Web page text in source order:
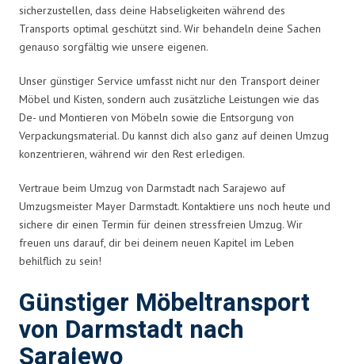
sicherzustellen, dass deine Habseligkeiten während des
Transports optimal geschützt sind. Wir behandeln deine Sachen
genauso sorgfältig wie unsere eigenen.
Unser günstiger Service umfasst nicht nur den Transport deiner
Möbel und Kisten, sondern auch zusätzliche Leistungen wie das
De- und Montieren von Möbeln sowie die Entsorgung von
Verpackungsmaterial. Du kannst dich also ganz auf deinen Umzug
konzentrieren, während wir den Rest erledigen.
Vertraue beim Umzug von Darmstadt nach Sarajewo auf
Umzugsmeister Mayer Darmstadt. Kontaktiere uns noch heute und
sichere dir einen Termin für deinen stressfreien Umzug. Wir
freuen uns darauf, dir bei deinem neuen Kapitel im Leben
behilflich zu sein!
Günstiger Möbeltransport
von Darmstadt nach